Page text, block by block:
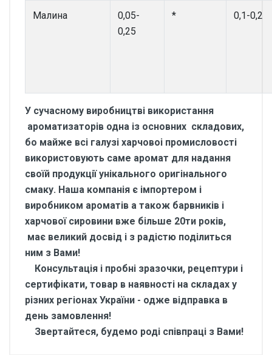
Малина
0,05-
0,25
* 0,1-0,2
У сучасному виробництві використання
ароматизаторів одна із основних складових,
бо майже всі галузі харчовоі промисловості
використовують саме аромат для надання
своїй продукції унікального оригінального
смаку. Наша компанія є імпортером і
виробником ароматів а також барвників і
харчової сировини вже більше 20ти років,
має великий досвід і з радістю поділиться
ним з Вами!
Консультація і пробні зразочки, рецептури і
сертифікати, товар в наявності на складах у
різних регіонах України - одже відправка в
день замовлення!
Звертайтеся, будемо роді співпраці з Вами!